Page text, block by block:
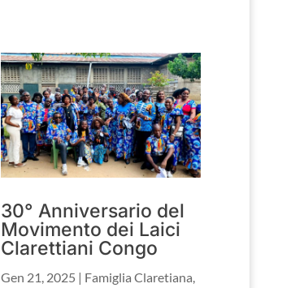
30° Anniversario del
Movimento dei Laici
Clarettiani Congo
Gen 21, 2025 | Famiglia Claretiana